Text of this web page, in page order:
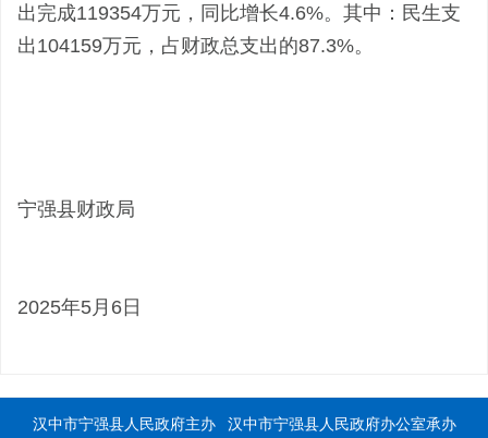
出完成119354万元，同比增长4.6%。其中：民生支
出104159万元，占财政总支出的87.3%。
宁强县财政局
2025年5月6日
汉中市宁强县人民政府主办 汉中市宁强县人民政府办公室承办